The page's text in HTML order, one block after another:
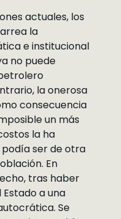
actuales, los
la
e institucional
no puede
la onerosa
consecuencia
un más
la ha
ser de otra
En
tras haber
a una
Se